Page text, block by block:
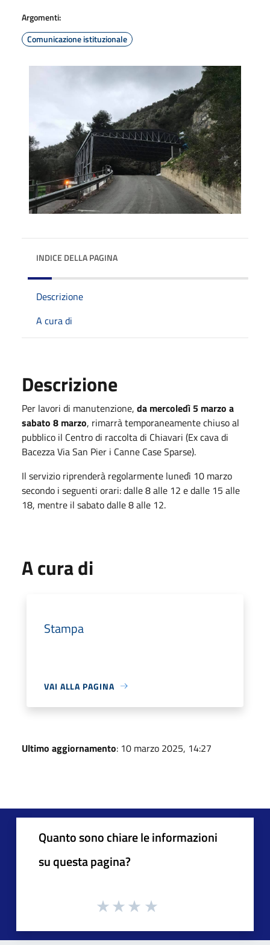
Argomenti:
Comunicazione istituzionale
INDICE DELLA PAGINA
Descrizione
A cura di
Descrizione
Per lavori di manutenzione, da mercoledì 5 marzo a
sabato 8 marzo, rimarrà temporaneamente chiuso al
pubblico il Centro di raccolta di Chiavari (Ex cava di
Bacezza Via San Pier i Canne Case Sparse).
Il servizio riprenderà regolarmente lunedì 10 marzo
secondo i seguenti orari: dalle 8 alle 12 e dalle 15 alle
18, mentre il sabato dalle 8 alle 12.
A cura di
Stampa
VAI ALLA PAGINA
Ultimo aggiornamento: 10 marzo 2025, 14:27
Quanto sono chiare le informazioni
su questa pagina?